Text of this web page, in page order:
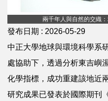
兩千年人與自然的交織
發布日期 : 2026-05-29
中正大學地球與環境科學系
處協助下，透過分析東吉嶼
化學指標，成功重建該地近
研究成果已發表於國際期刊